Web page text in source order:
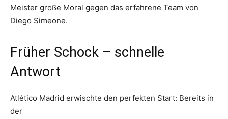
Meister große Moral gegen das erfahrene Team von
Diego Simeone.
Früher Schock – schnelle
Antwort
Atlético Madrid erwischte den perfekten Start: Bereits in
der